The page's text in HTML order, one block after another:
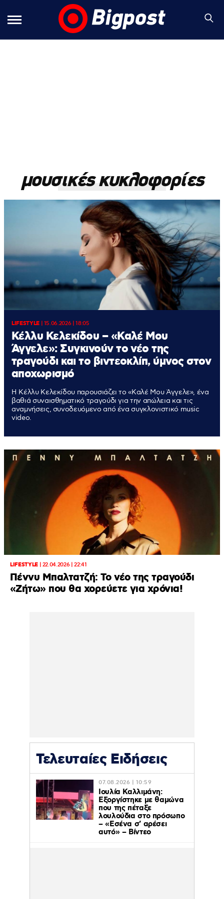
μουσικές κυκλοφορίες
LIFESTYLE| 15.06.2026 | 18:05
Κέλλυ Κελεκίδου – «Καλέ Μου
Άγγελε»: Συγκινούν το νέο της
τραγούδι και το βιντεοκλίπ, ύμνος στον
αποχωρισμό
Η Κέλλυ Κελεκίδου παρουσιάζει το «Καλέ Μου Άγγελε», ένα
βαθιά συναισθηματικό τραγούδι για την απώλεια και τις
αναμνήσεις, συνοδευόμενο από ένα συγκλονιστικό music
video.
LIFESTYLE| 22.04.2026 | 22:41
Πέννυ Μπαλτατζή: Το νέο της τραγούδι
«Ζήτω» που θα χορεύετε για χρόνια!
Τελευταίες Ειδήσεις
07.08.2026 | 10:59
Ιουλία Καλλιμάνη:
Εξοργίστηκε με θαμώνα
που της πέταξε
λουλούδια στο πρόσωπο
– «Εσένα σ’ αρέσει
αυτό» – Βίντεο